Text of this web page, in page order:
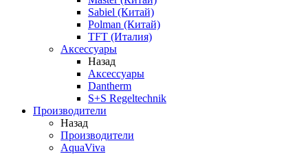
Sabiel (Китай)
Polman (Китай)
TFT (Италия)
Аксессуары
Назад
Аксессуары
Dantherm
S+S Regeltechnik
Производители
Назад
Производители
AquaViva